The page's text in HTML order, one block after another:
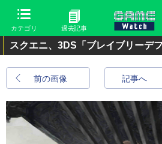
カテゴリ 過去記事
スクエニ、3DS「ブレイブリーデフ
前の画像 記事へ